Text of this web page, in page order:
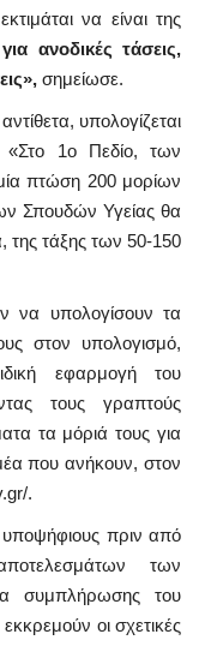
να είναι της
ανοδικές τάσεις,
σημείωσε.
αντίθετα, υπολογίζεται
«Στο 1ο Πεδίο, των
πτώση 200 μορίων
Σπουδών Υγείας θα
της τάξης των 50-150
να υπολογίσουν τα
στον υπολογισμό,
εφαρμογή του
τους γραπτούς
τα μόριά τους για
που ανήκουν, στον
.
υποψήφιους πριν από
των
συμπλήρωσης του
οι σχετικές